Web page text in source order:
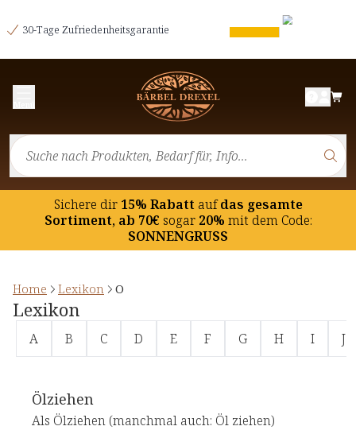
30-Tage Zufriedenheitsgarantie
Sichere dir15% Rabatt aufdas gesamte
Sortiment, ab 70€ sogar20% mit dem Code:
SONNENGRUSS
Home Lexikon O
Lexikon
A B C D E F G H I J
Ölziehen
Als Ölziehen (manchmal auch: Öl ziehen)